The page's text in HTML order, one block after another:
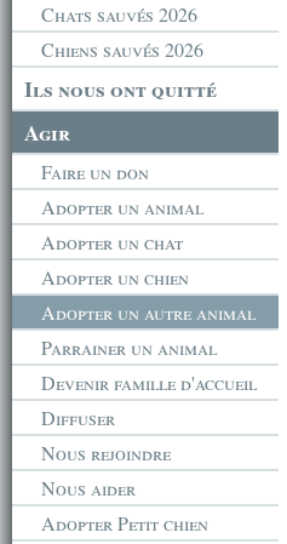
Chats sauvés 2026
Chiens sauvés 2026
Ils nous ont quitté
Agir
Faire un don
Adopter un animal
Adopter un chat
Adopter un chien
Adopter un autre animal
Parrainer un animal
Devenir famille d'accueil
Diffuser
Nous rejoindre
Nous aider
Adopter Petit chien